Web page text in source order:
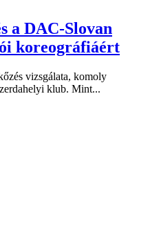
a DAC-Slovan
koreográfiáért
vizsgálata, komoly
klub. Mint...